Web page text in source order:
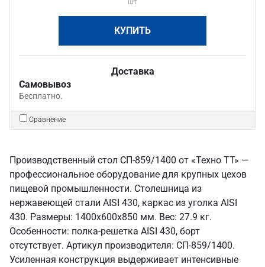
шт
КУПИТЬ
Доставка
Самовывоз
Бесплатно.
Сравнение
Производственный стол СП-859/1400 от «Техно ТТ» —
профессиональное оборудование для крупных цехов
пищевой промышленности. Столешница из
нержавеющей стали AISI 430, каркас из уголка AISI
430. Размеры: 1400x600x850 мм. Вес: 27.9 кг.
Особенности: полка-решетка AISI 430, борт
отсутствует. Артикул производителя: СП-859/1400.
Усиленная конструкция выдерживает интенсивные